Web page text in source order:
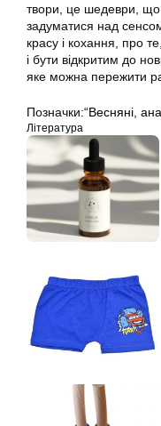
твори, це шедеври, що
задуматися над
красу і кохання, про
і бути відкритим до
яке можна пережити
Позначки:“Весняні
Література